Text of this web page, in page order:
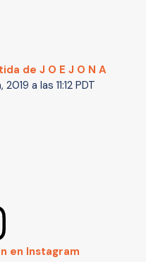
de J O E J O N A
2019 a las 11:12 PDT
en Instagram